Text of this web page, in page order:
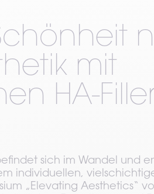
mit
HA-
sich im Wandel und
individuellen,
„Elevating Aesthetics“